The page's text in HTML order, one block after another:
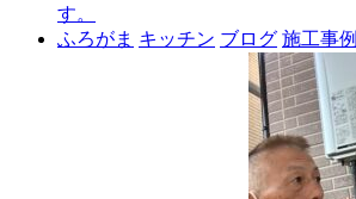
す。
ふろがま キッチン ブログ 施工事例